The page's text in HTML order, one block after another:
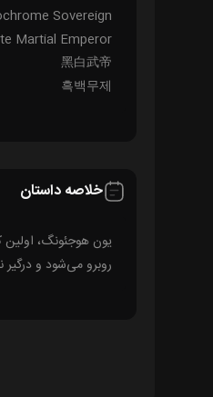
Sovereign
Martial Emperor
黑白武帝
흑백무제
خلاصه داستان
یون هوجئونگ، اولین
روبرو می‌شود و